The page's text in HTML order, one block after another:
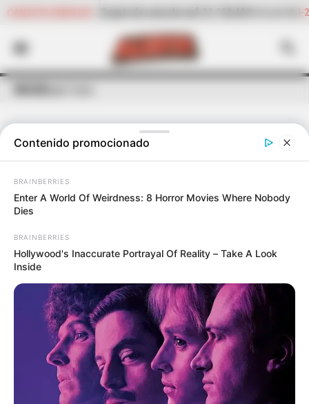
(Precio por kilo)
ÚLTIMAS NOTICIAS
MUJER TRANS ASESINADA
Contenido promocionado
BRAINBERRIES
Enter A World Of Weirdness: 8 Horror Movies Where Nobody
Dies
BRAINBERRIES
Hollywood's Inaccurate Portrayal Of Reality – Take A Look
Inside